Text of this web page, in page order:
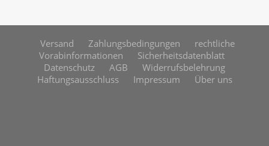
Versand Zahlungsbedingungen
rechtliche
Vorabinformationen
Sicherheitsdatenblatt
Datenschutz
AGB
Widerrufsbelehrung
Haftungsausschluss
Impressum Über uns